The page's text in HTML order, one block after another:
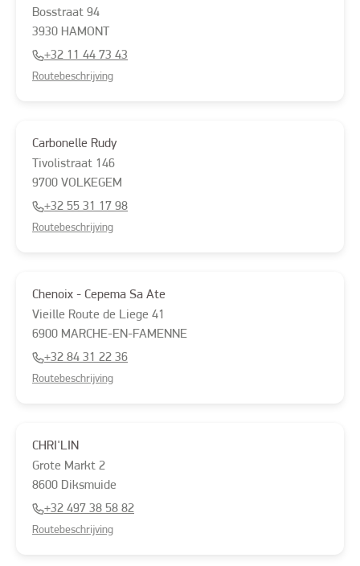
Bosstraat 94
3930 HAMONT
+32 11 44 73 43
Routebeschrijving
Carbonelle Rudy
Tivolistraat 146
9700 VOLKEGEM
+32 55 31 17 98
Routebeschrijving
Chenoix - Cepema Sa Ate
Vieille Route de Liege 41
6900 MARCHE-EN-FAMENNE
+32 84 31 22 36
Routebeschrijving
CHRI'LIN
Grote Markt 2
8600 Diksmuide
+32 497 38 58 82
Routebeschrijving